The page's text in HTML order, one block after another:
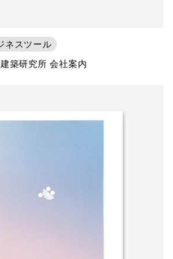
ネスツール
築研究所 会社案内